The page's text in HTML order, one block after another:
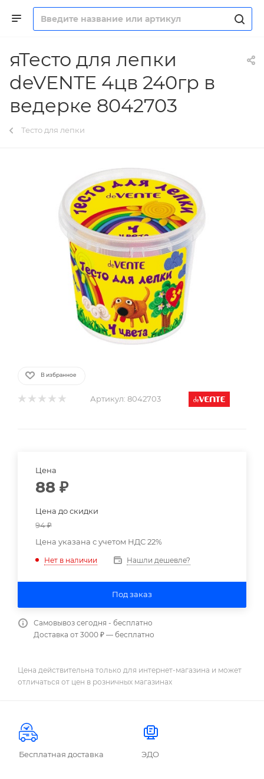
яТесто для лепки
deVENTE 4цв 240гр в
ведерке 8042703
Тесто для лепки
В избранное
Артикул: 8042703
Цена
88 ₽
Цена до скидки
94₽
Цена указана с учетом НДС 22%
Нет в наличии Нашли дешевле?
Под заказ
Самовывоз сегодня - бесплатно
Доставка от 3000 ₽ — бесплатно
Цена действительна только для интернет-магазина и может
отличаться от цен в розничных магазинах
Бесплатная доставка ЭДО